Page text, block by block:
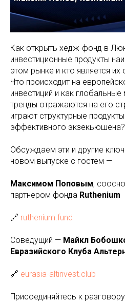
Как открыть хедж-фонд в
инвестиционные продукты
этом рынке и кто является
Что происходит на
инвестиций и как
тренды отражаются на его
играют структурные
эффективного экзекьюшена?
Обсуждаем эти и другие
новом выпуске с гостем —
Максимом Поповым,
партнером фонда Ruthenium
🔗 ruthenium.fund
Соведущий — Майкл
Евразийского Клуба
🔗 eurasia-altinvest.club
Присоединяйтесь к